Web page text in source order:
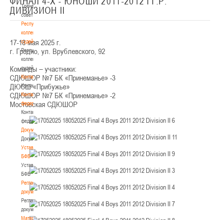
Тренерский
совет
Республиканская
коллегия
судей
Республиканская
коллегия
судей
Контакты
Контакты
Контакты
федерации
Контакты
федерации
Документы
Документы
Устав
БФБ
Устав
БФБ
Регламентирующие
документы
Регламентирующие
документы
Материалы
ДИВИЗИОН II
17-18 мая 2025 г.
г. Гродно, ул. Врублевского, 92
Команды – участники:
СДЮШОР №7 БК «Принеманье» -3
ДЮСШ «Прибужье»
СДЮШОР №7 БК «Принеманье» -2
Мостовская СДЮШОР